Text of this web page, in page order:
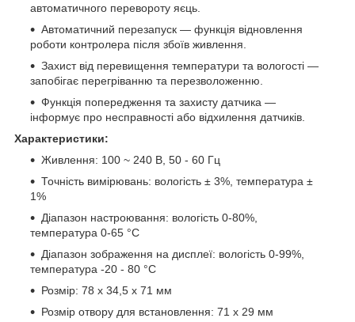
автоматичного перевороту яєць.
Автоматичний перезапуск — функція відновлення
роботи контролера після збоїв живлення.
Захист від перевищення температури та вологості —
запобігає перегріванню та перезволоженню.
Функція попередження та захисту датчика —
інформує про несправності або відхилення датчиків.
Характеристики:
Живлення: 100 ~ 240 В, 50 - 60 Гц
Точність вимірювань: вологість ± 3%, температура ±
1%
Діапазон настроювання: вологість 0-80%,
температура 0-65 °C
Діапазон зображення на дисплеї: вологість 0-99%,
температура -20 - 80 °C
Розмір: 78 x 34,5 x 71 мм
Розмір отвору для встановлення: 71 x 29 мм